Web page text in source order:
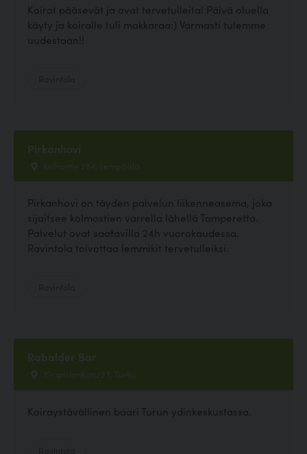
Koirat pääsevät ja ovat tervetulleita! Päivä oluella
käyty ja koiralle tuli makkaraa:) Varmasti tulemme
uudestaan!!
Pirkanhovi
Kelhontie 254, Lempäälä
Pirkanhovi on täyden palvelun liikenneasema, joka
sijaitsee kolmostien varrella lähellä Tamperetta.
Palvelut ovat saatavilla 24h vuorokaudessa.
Ravintola toivottaa lemmikit tervetulleiksi.
Rabalder Bar
Yliopistonkatu 23, Turku
Koiraystävällinen baari Turun ydinkeskustassa.